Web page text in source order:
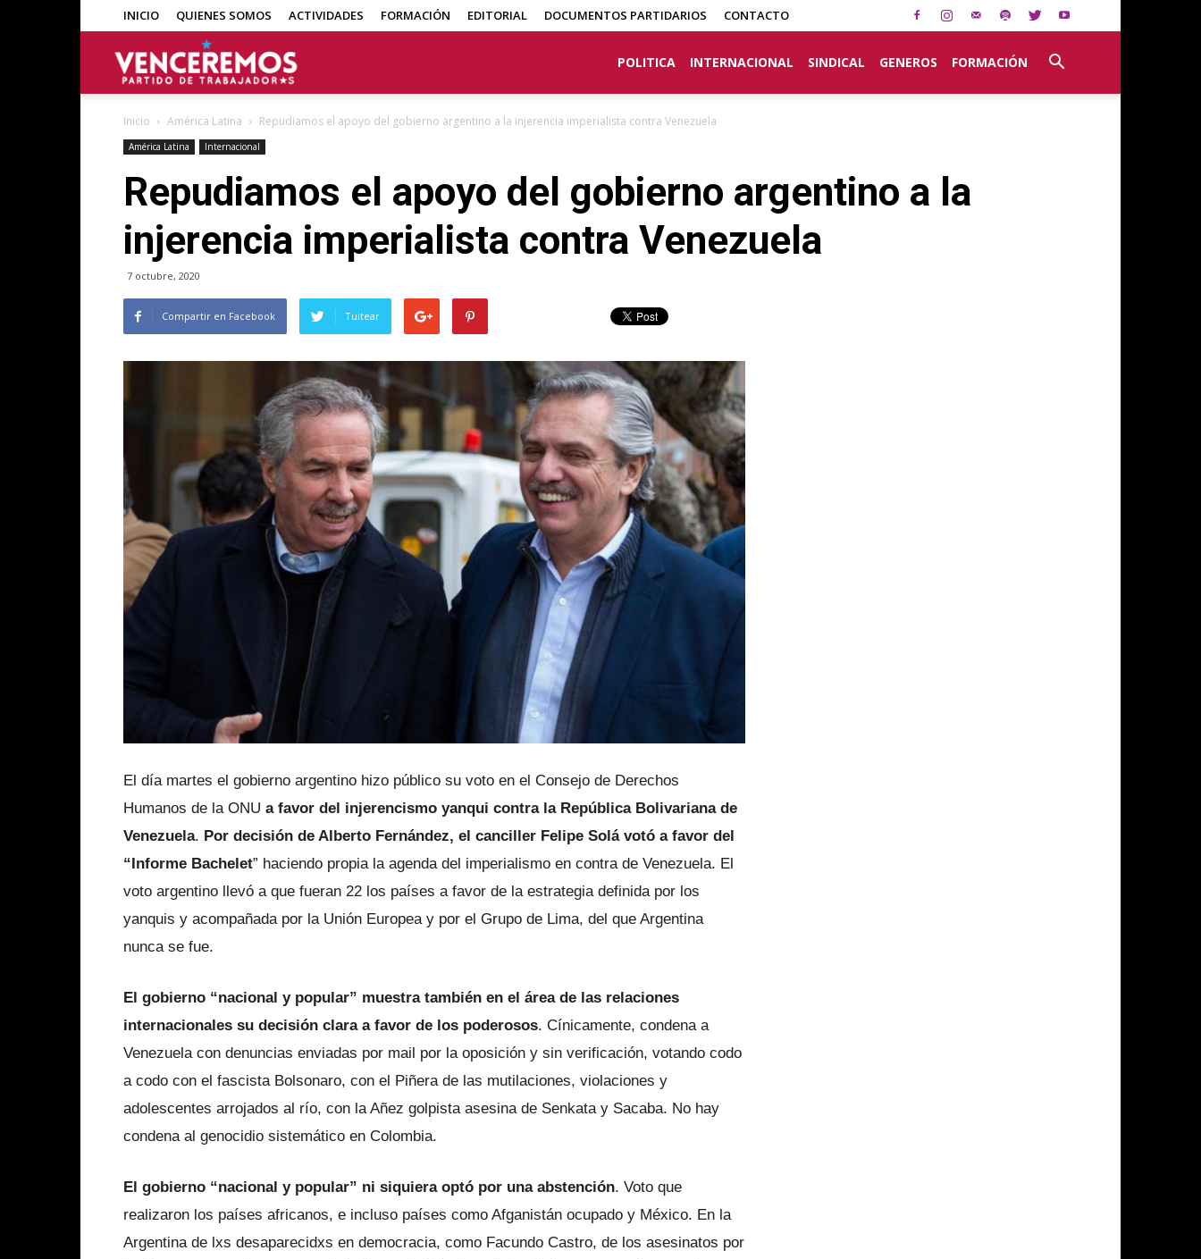
INICIO QUIENES SOMOS ACTIVIDADES FORMACIÓN EDITORIAL DOCUMENTOS PARTIDARIOS CONTACTO
POLITICA INTERNACIONAL SINDICAL GENEROS FORMACIÓN
Inicio América Latina Repudiamos el apoyo del gobierno argentino a la injerencia imperialista contra Venezuela
América Latina Internacional
Repudiamos el apoyo del gobierno argentino a la
injerencia imperialista contra Venezuela
7 octubre, 2020
Compartir en Facebook Tuitear
El día martes el gobierno argentino hizo público su voto en el Consejo de Derechos
Humanos de la ONU a favor del injerencismo yanqui contra la República Bolivariana de
Venezuela. Por decisión de Alberto Fernández, el canciller Felipe Solá votó a favor del
“Informe Bachelet” haciendo propia la agenda del imperialismo en contra de Venezuela. El
voto argentino llevó a que fueran 22 los países a favor de la estrategia definida por los
yanquis y acompañada por la Unión Europea y por el Grupo de Lima, del que Argentina
nunca se fue.
El gobierno “nacional y popular” muestra también en el área de las relaciones
internacionales su decisión clara a favor de los poderosos. Cínicamente, condena a
Venezuela con denuncias enviadas por mail por la oposición y sin verificación, votando codo
a codo con el fascista Bolsonaro, con el Piñera de las mutilaciones, violaciones y
adolescentes arrojados al río, con la Añez golpista asesina de Senkata y Sacaba. No hay
condena al genocidio sistemático en Colombia.
El gobierno “nacional y popular” ni siquiera optó por una abstención. Voto que
realizaron los países africanos, e incluso países como Afganistán ocupado y México. En la
Argentina de lxs desaparecidxs en democracia, como Facundo Castro, de los asesinatos por